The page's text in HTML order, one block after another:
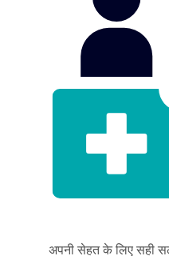
अपनी सेहत के लिए सही